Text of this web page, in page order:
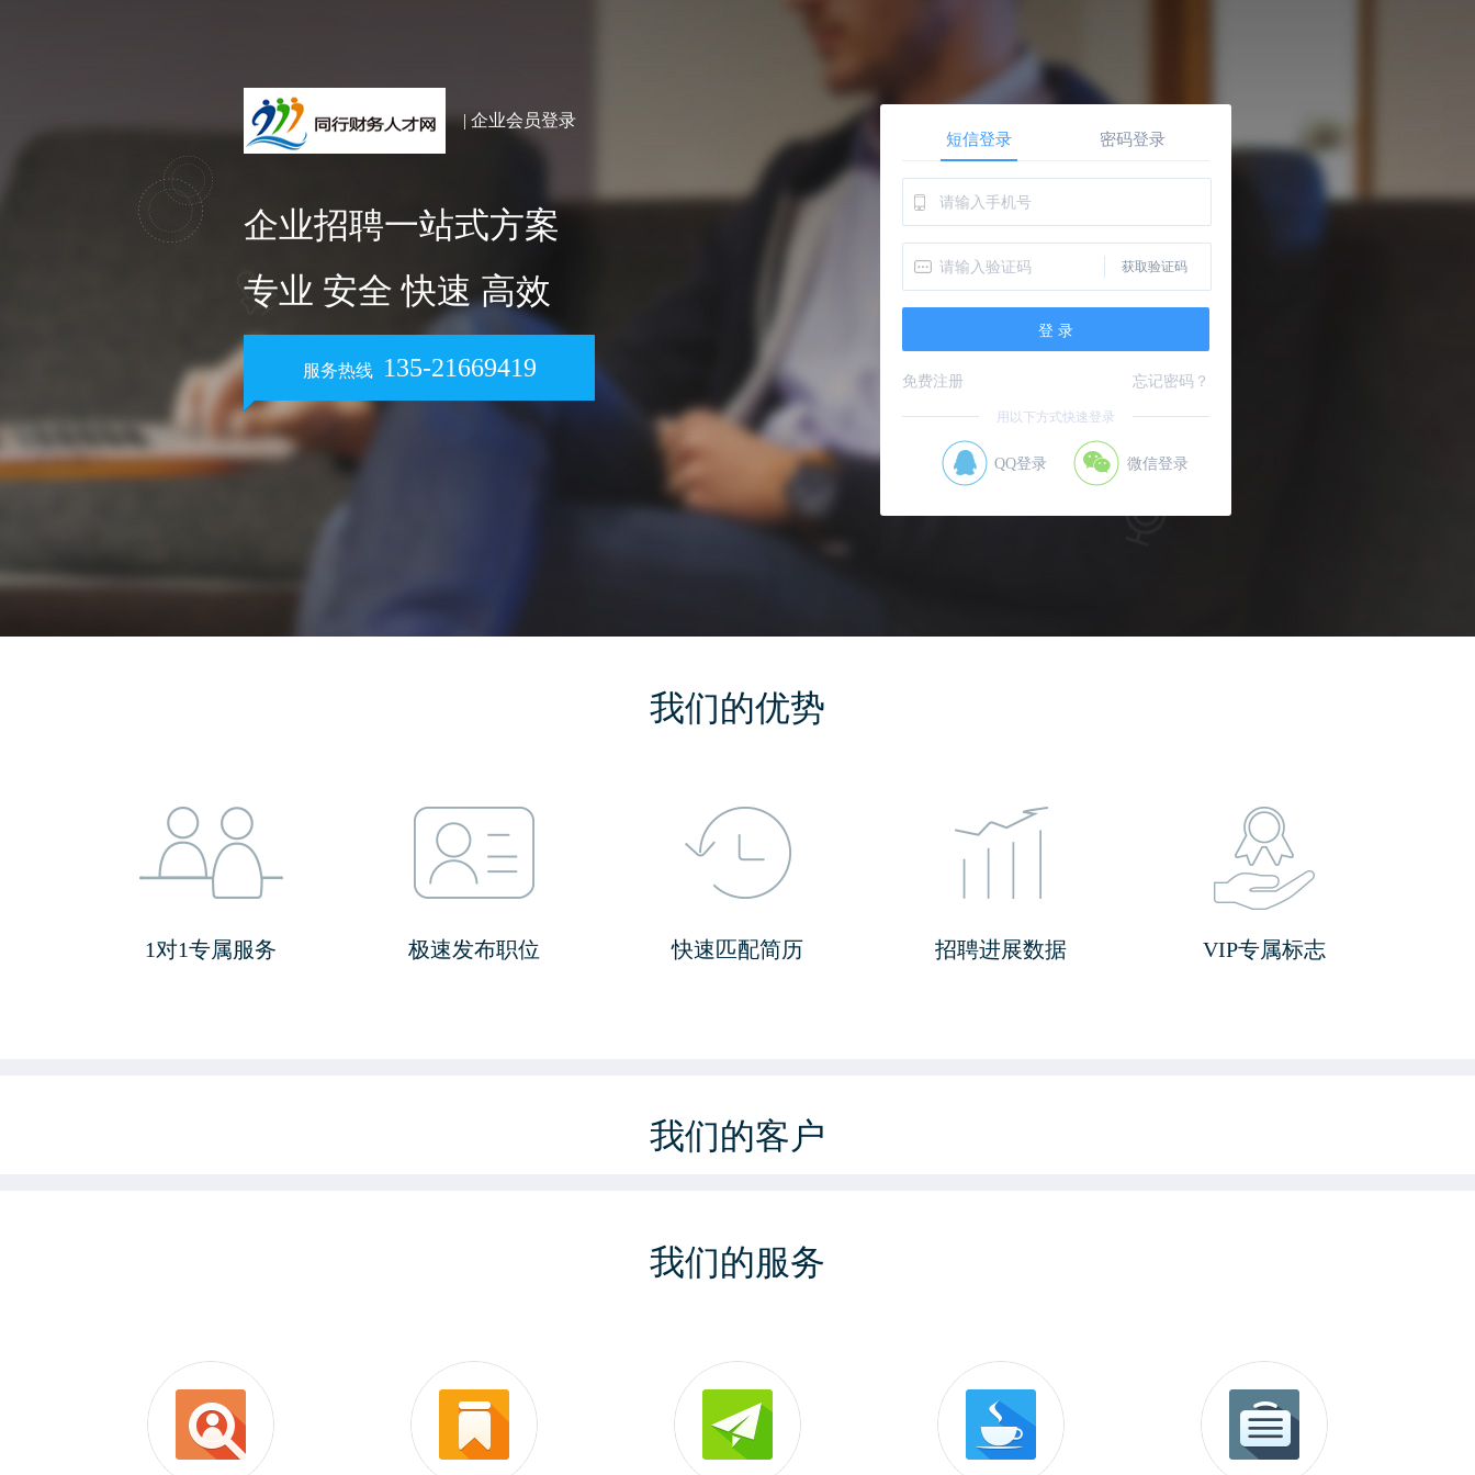
| 企业会员登录
企业招聘一站式方案
专业 安全 快速 高效
服务热线 135-21669419
短信登录 密码登录
免费注册 忘记密码？
用以下方式快速登录
QQ登录 微信登录
我们的优势
1对1专属服务 极速发布职位 快速匹配简历 招聘进展数据 VIP专属标志
我们的客户
我们的服务